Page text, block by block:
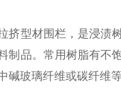
挤型材围栏，是浸渍
制品。常用树脂有不
碱玻璃纤维或碳纤维